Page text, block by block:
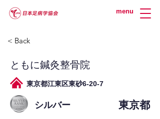
menu
< Back
ともに鍼灸整骨院
東京都江東区東砂6-20-7
シルバー 東京都